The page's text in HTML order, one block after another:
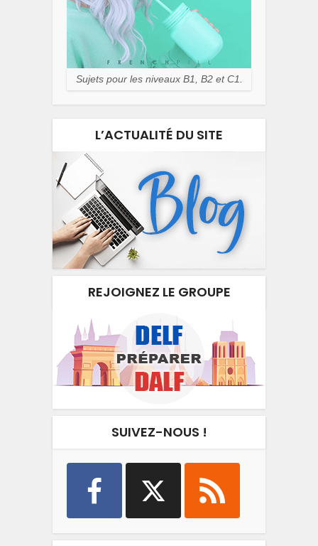
Sujets pour les niveaux B1, B2 et C1.
L’ACTUALITÉ DU SITE
REJOIGNEZ LE GROUPE
SUIVEZ-NOUS !